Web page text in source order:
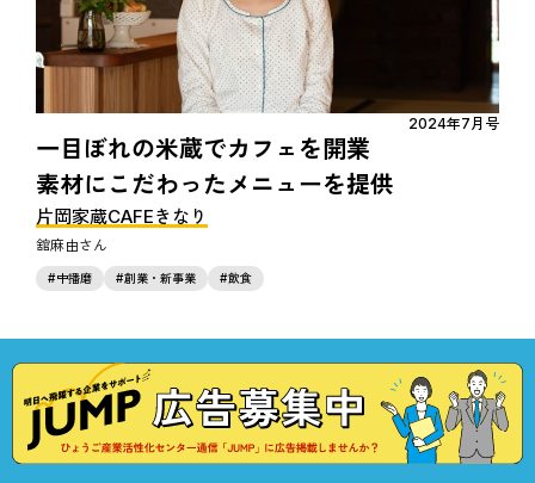
2024年7月号
一目ぼれの米蔵でカフェを開業
素材にこだわったメニューを提供
片岡家蔵CAFEきなり
舘麻由
中播磨 創業・新事業 飲食